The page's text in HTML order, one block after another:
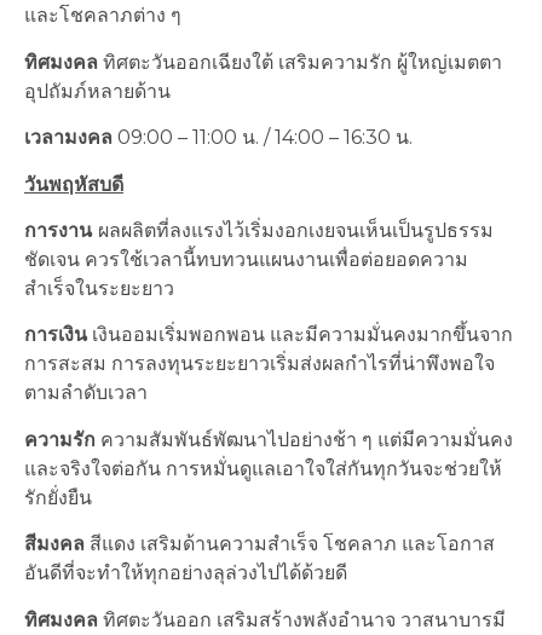
และโชคลาภต่าง ๆ
ทิศมงคล ทิศตะวันออกเฉียงใต้ เสริมความรัก ผู้ใหญ่เมตตา
อุปถัมภ์หลายด้าน
เวลามงคล 09:00 – 11:00 น. / 14:00 – 16:30 น.
วันพฤหัสบดี
การงาน ผลผลิตที่ลงแรงไว้เริ่มงอกเงยจนเห็นเป็นรูปธรรม
ชัดเจน ควรใช้เวลานี้ทบทวนแผนงานเพื่อต่อยอดความ
สำเร็จในระยะยาว
การเงินเงินออมเริ่มพอกพอน และมีความมั่นคงมากขึ้นจาก
การสะสม การลงทุนระยะยาวเริ่มส่งผลกำไรที่น่าพึงพอใจ
ตามลำดับเวลา
ความรัก ความสัมพันธ์พัฒนาไปอย่างช้า ๆ แต่มีความมั่นคง
และจริงใจต่อกัน การหมั่นดูแลเอาใจใส่กันทุกวันจะช่วยให้
รักยั่งยืน
สีมงคล สีแดง เสริมด้านความสำเร็จ โชคลาภ และโอกาส
อันดีที่จะทำให้ทุกอย่างลุล่วงไปได้ด้วยดี
ทิศมงคล ทิศตะวันออก เสริมสร้างพลังอำนาจ วาสนาบารมี